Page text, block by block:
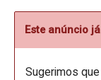
Este anúncio
Sugerimos